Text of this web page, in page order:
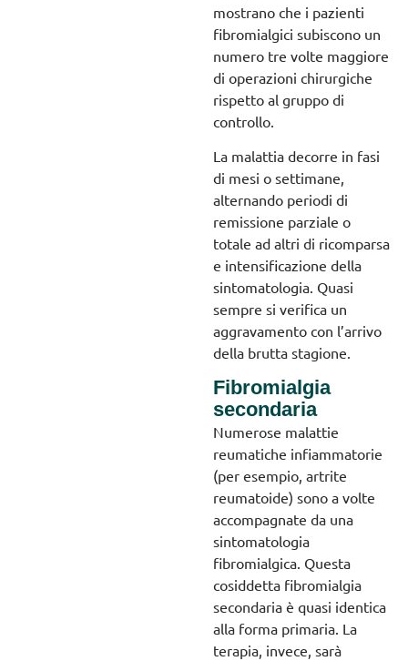
mostrano che i pazienti
fibromialgici subiscono un
numero tre volte maggiore
di operazioni chirurgiche
rispetto al gruppo di
controllo.
La malattia decorre in fasi
di mesi o settimane,
alternando periodi di
remissione parziale o
totale ad altri di ricomparsa
e intensificazione della
sintomatologia. Quasi
sempre si verifica un
aggravamento con l’arrivo
della brutta stagione.
Fibromialgia
secondaria
Numerose malattie
reumatiche infiammatorie
(per esempio, artrite
reumatoide) sono a volte
accompagnate da una
sintomatologia
fibromialgica. Questa
cosiddetta fibromialgia
secondaria è quasi identica
alla forma primaria. La
terapia, invece, sarà